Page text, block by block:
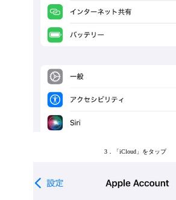
3．「iCloud」をタップ